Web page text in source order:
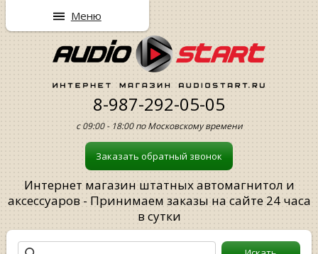
8-987-292-05-05
с 09:00 - 18:00 по Московскому времени
Заказать обратный звонок
Интернет магазин штатных автомагнитол и
аксессуаров - Принимаем заказы на сайте 24 часа
в сутки
Меню